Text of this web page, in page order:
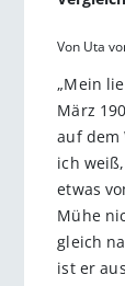
Von Uta
„Mein
März
auf dem
ich
etwas
Mühe
gleich
ist er